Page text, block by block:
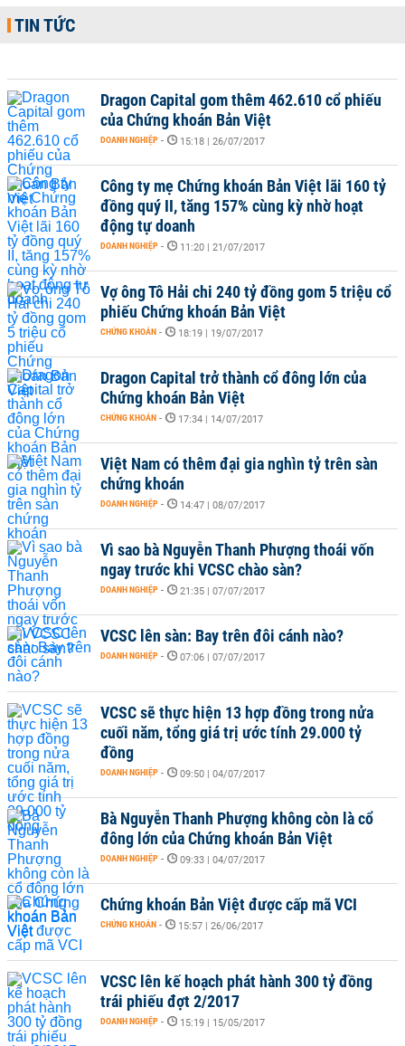
TIN TỨC
Dragon Capital gom thêm 462.610 cổ phiếu
của Chứng khoán Bản Việt
DOANH NGHIỆP - 15:18 | 26/07/2017
Công ty mẹ Chứng khoán Bản Việt lãi 160 tỷ
đồng quý II, tăng 157% cùng kỳ nhờ hoạt
động tự doanh
DOANH NGHIỆP - 11:20 | 21/07/2017
Vợ ông Tô Hải chi 240 tỷ đồng gom 5 triệu cổ
phiếu Chứng khoán Bản Việt
CHỨNG KHOÁN - 18:19 | 19/07/2017
Dragon Capital trở thành cổ đông lớn của
Chứng khoán Bản Việt
CHỨNG KHOÁN - 17:34 | 14/07/2017
Việt Nam có thêm đại gia nghìn tỷ trên sàn
chứng khoán
DOANH NGHIỆP - 14:47 | 08/07/2017
Vì sao bà Nguyễn Thanh Phượng thoái vốn
ngay trước khi VCSC chào sàn?
DOANH NGHIỆP - 21:35 | 07/07/2017
VCSC lên sàn: Bay trên đôi cánh nào?
DOANH NGHIỆP - 07:06 | 07/07/2017
VCSC sẽ thực hiện 13 hợp đồng trong nửa
cuối năm, tổng giá trị ước tính 29.000 tỷ
đồng
DOANH NGHIỆP - 09:50 | 04/07/2017
Bà Nguyễn Thanh Phượng không còn là cổ
đông lớn của Chứng khoán Bản Việt
DOANH NGHIỆP - 09:33 | 04/07/2017
Chứng khoán Bản Việt được cấp mã VCI
CHỨNG KHOÁN - 15:57 | 26/06/2017
VCSC lên kế hoạch phát hành 300 tỷ đồng
trái phiếu đợt 2/2017
DOANH NGHIỆP - 15:19 | 15/05/2017